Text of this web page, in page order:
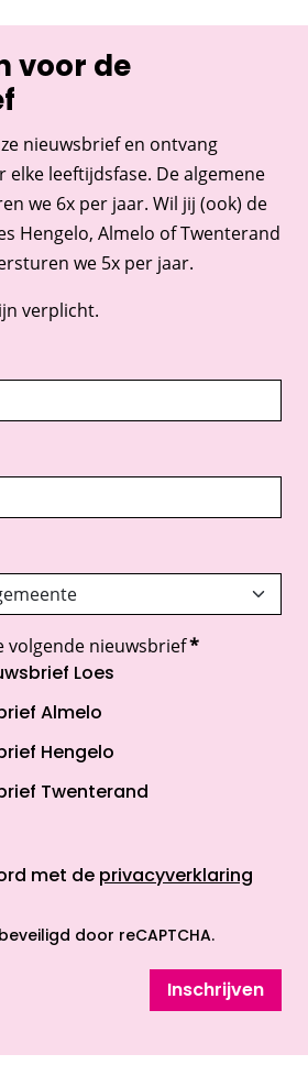
voor de
nieuwsbrief en ontvang
leeftijdsfase. De algemene
we 6x per jaar. Wil jij (ook) de
Hengelo, Almelo of Twenterand
we 5x per jaar.
verplicht.
volgende nieuwsbrief*
Loes
Almelo
Hengelo
Twenterand
met de privacyverklaring
door reCAPTCHA.
Inschrijven